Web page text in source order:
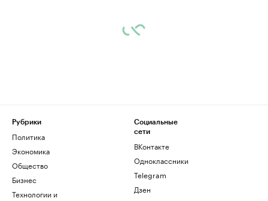
Рубрики
Политика
Экономика
Общество
Бизнес
Технологии и
Социальные
сети
ВКонтакте
Одноклассники
Telegram
Дзен